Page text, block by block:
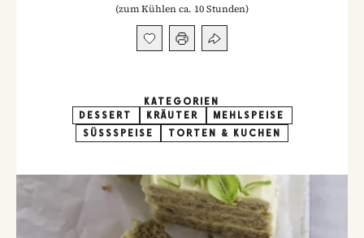
(zum Kühlen ca. 10 Stunden)
KATEGORIEN
DESSERT
KRÄUTER
MEHLSPEISE
SÜSSSPEISE
TORTEN & KUCHEN